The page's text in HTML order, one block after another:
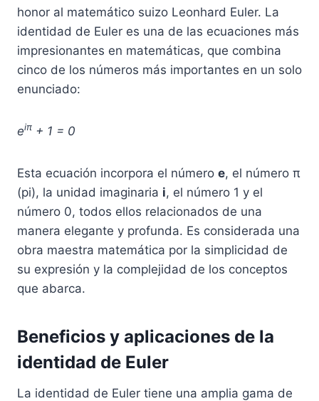
honor al matemático suizo Leonhard Euler. La
identidad de Euler es una de las ecuaciones más
impresionantes en matemáticas, que combina
cinco de los números más importantes en un solo
enunciado:
eiπ + 1 = 0
Esta ecuación incorpora el número e, el número π
(pi), la unidad imaginaria i, el número 1 y el
número 0, todos ellos relacionados de una
manera elegante y profunda. Es considerada una
obra maestra matemática por la simplicidad de
su expresión y la complejidad de los conceptos
que abarca.
Beneficios y aplicaciones de la
identidad de Euler
La identidad de Euler tiene una amplia gama de